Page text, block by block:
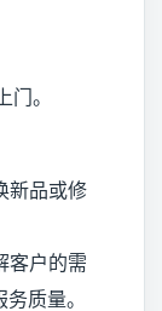
。
品或修
户的需
质量。